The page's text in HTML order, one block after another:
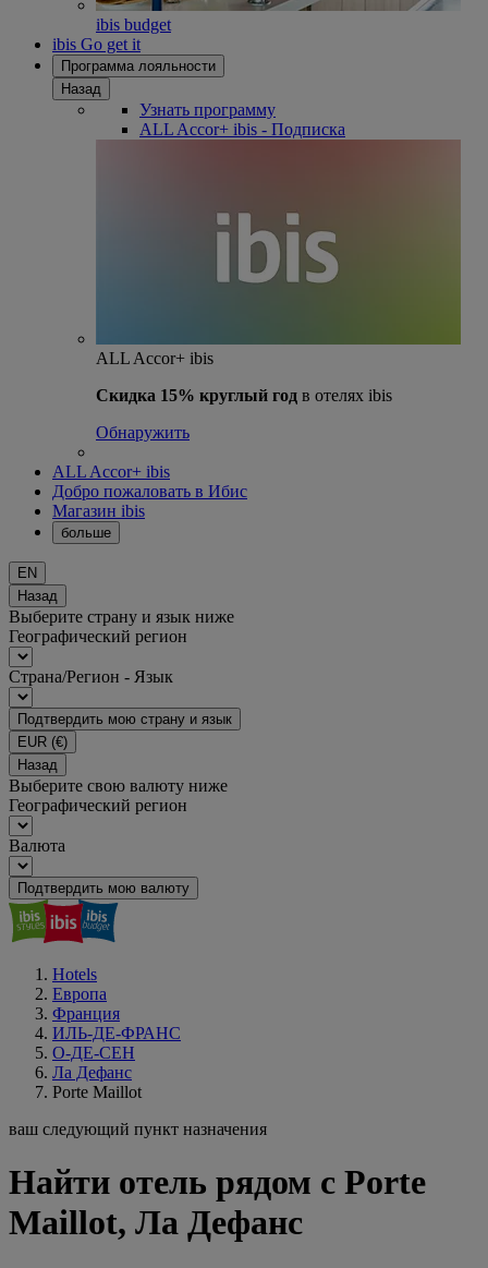
ibis budget
ibis Go get it
Программа лояльности
Назад
Узнать программу
ALL Accor+ ibis - Подписка
ALL Accor+ ibis
Скидка 15% круглый год в отелях ibis
Обнаружить
ALL Accor+ ibis
Добро пожаловать в Ибис
Магазин ibis
больше
EN
Назад
Выберите страну и язык ниже
Географический регион
Страна/Регион - Язык
Подтвердить мою страну и язык
EUR (€)
Назад
Выберите свою валюту ниже
Географический регион
Валюта
Подтвердить мою валюту
Hotels
Европа
Франция
ИЛЬ-ДЕ-ФРАНС
О-ДЕ-СЕН
Ла Дефанс
Porte Maillot
ваш следующий пункт назначения
Найти отель рядом с Porte
Maillot, Ла Дефанс